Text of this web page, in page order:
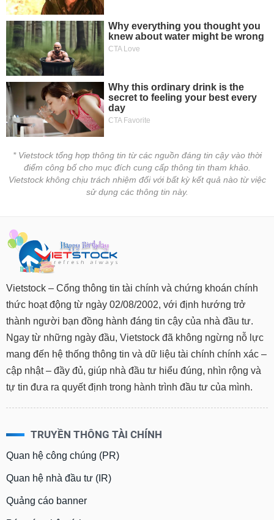
* Vietstock tổng hợp thông tin từ các nguồn đáng tin cậy vào thời
điểm công bố cho mục đích cung cấp thông tin tham khảo.
Vietstock không chịu trách nhiệm đối với bất kỳ kết quả nào từ việc
sử dụng các thông tin này.
Vietstock – Cổng thông tin tài chính và chứng khoán chính
thức hoạt động từ ngày 02/08/2002, với định hướng trở
thành người bạn đồng hành đáng tin cậy của nhà đầu tư.
Ngay từ những ngày đầu, Vietstock đã không ngừng nỗ lực
mang đến hệ thống thông tin và dữ liệu tài chính chính xác –
cập nhật – đầy đủ, giúp nhà đầu tư hiểu đúng, nhìn rộng và
tự tin đưa ra quyết định trong hành trình đầu tư của mình.
TRUYỀN THÔNG TÀI CHÍNH
Quan hệ công chúng (PR)
Quan hệ nhà đầu tư (IR)
Quảng cáo banner